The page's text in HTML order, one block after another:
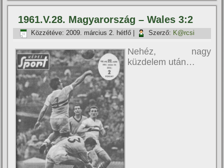
1961.V.28. Magyarország – Wales 3:2
Közzétéve: 2009. március 2. hétfő Szerző: K@rcsi
Nehéz, nagy
küzdelem után…